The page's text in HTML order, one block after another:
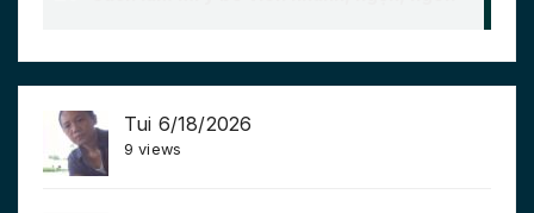
Tui 6/18/2026
9 views